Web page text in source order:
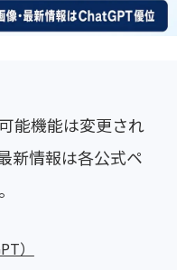
能機能は変更され
新情報は各公式ペ
）